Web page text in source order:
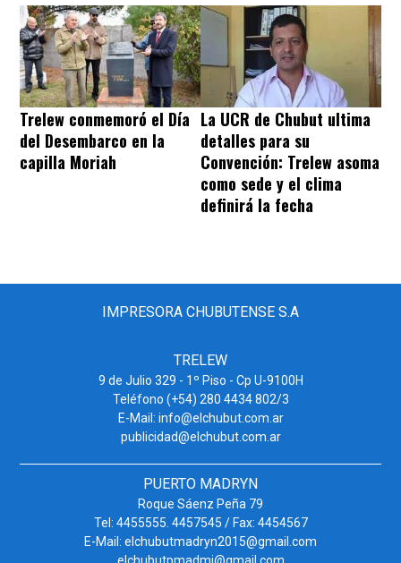
Trelew conmemoró el Día
del Desembarco en la
capilla Moriah
La UCR de Chubut ultima
detalles para su
Convención: Trelew asoma
como sede y el clima
definirá la fecha
IMPRESORA CHUBUTENSE S.A
TRELEW
9 de Julio 329 - 1º Piso - Cp U-9100H
Teléfono (+54) 280 4434 802/3
E-Mail: info@elchubut.com.ar
publicidad@elchubut.com.ar
PUERTO MADRYN
Roque Sáenz Peña 79
Tel: 4455555. 4457545 / Fax: 4454567
E-Mail: elchubutmadryn2015@gmail.com
elchubutpmadmi@gmail.com